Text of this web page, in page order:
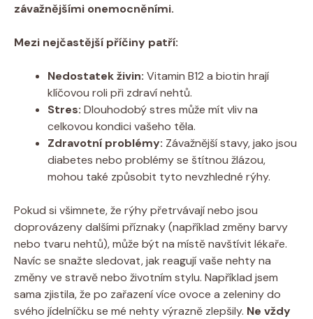
závažnějšími onemocněními.
Mezi nejčastější příčiny patří:
Nedostatek živin: Vitamin B12 a biotin hrají
klíčovou roli při zdraví nehtů.
Stres: Dlouhodobý stres může mít vliv na
celkovou kondici vašeho těla.
Zdravotní problémy: Závažnější stavy, jako jsou
diabetes nebo problémy se štítnou žlázou,
mohou také způsobit tyto nevzhledné rýhy.
Pokud si všimnete, že rýhy přetrvávají nebo jsou
doprovázeny dalšími příznaky (například změny barvy
nebo tvaru nehtů), může být na místě navštívit lékaře.
Navíc se snažte sledovat, jak reagují vaše nehty na
změny ve stravě nebo životním stylu. Například jsem
sama zjistila, že po zařazení více ovoce a zeleniny do
svého jídelníčku se mé nehty výrazně zlepšily. Ne vždy